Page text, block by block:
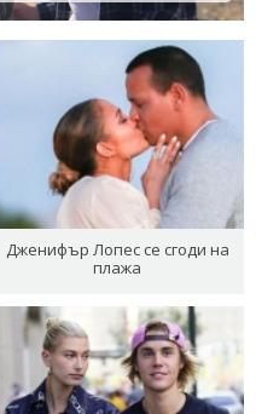
Дженифър Лопес се сгоди на
плажа